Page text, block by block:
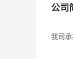
公司
我司承